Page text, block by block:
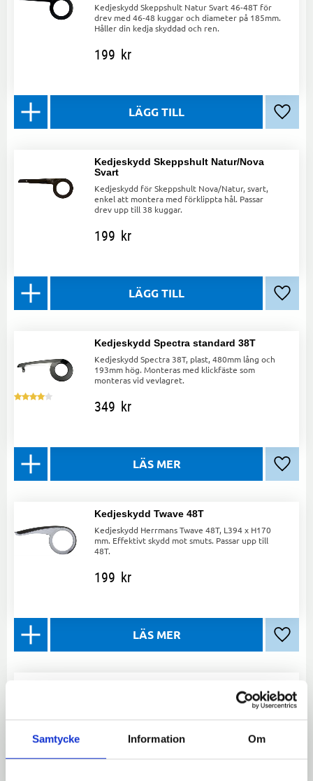
Samtycke Information Om
Kedjeskydd Skeppshult Natur Svart 46-48T för
drev med 46-48 kuggar och diameter på 185mm.
Håller din kedja skyddad och ren.
199 kr
Lägg
Kedjeskydd Skeppshult Natur/Nova
Svart
Kedjeskydd för Skeppshult Nova/Natur, svart,
enkel att montera med förklippta hål. Passar
drev upp till 38 kuggar.
199 kr
Lägg
Kedjeskydd Spectra standard 38T
Kedjeskydd Spectra 38T, plast, 480mm lång och
193mm hög. Monteras med klickfäste som
monteras vid vevlagret.
349 kr
Lägg
Kedjeskydd Twave 48T
Kedjeskydd Herrmans Twave 48T, L394 x H170
mm. Effektivt skydd mot smuts. Passar upp till
48T.
199 kr
Lägg
Kedjeskydd Universal 38T för drev med max 38
effektivt din kedja.
kr